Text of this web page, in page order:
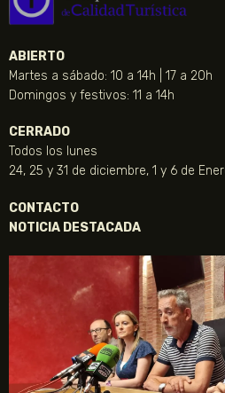
ABIERTO
Martes a sábado: 10 a 14h | 17 a 20h
Domingos y festivos: 11 a 14h
CERRADO
Todos los lunes
24, 25 y 31 de diciembre, 1 y 6 de
CONTACTO
NOTICIA DESTACADA